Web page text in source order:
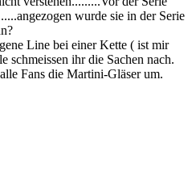
wurde sie in der Serie
Line bei einer Kette ( ist mir
schmeissen ihr die Sachen nach.
Fans die Martini-Gläser um.